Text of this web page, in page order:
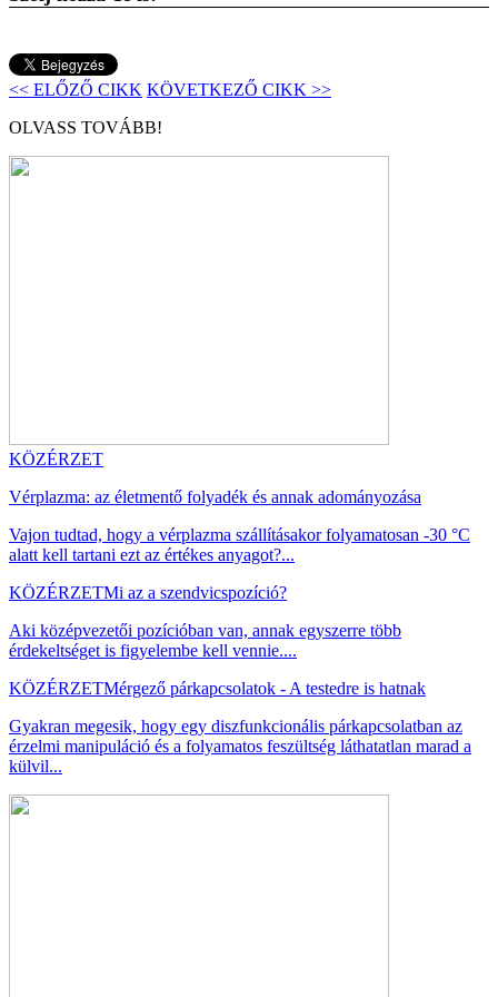
<< ELŐZŐ CIKK KÖVETKEZŐ CIKK >>
OLVASS TOVÁBB!
KÖZÉRZET
Vérplazma: az életmentő folyadék és annak adományozása
Vajon tudtad, hogy a vérplazma szállításakor folyamatosan -30 °C
alatt kell tartani ezt az értékes anyagot?...
KÖZÉRZETMi az a szendvicspozíció?
Aki középvezetői pozícióban van, annak egyszerre több
érdekeltséget is figyelembe kell vennie....
KÖZÉRZETMérgező párkapcsolatok - A testedre is hatnak
Gyakran megesik, hogy egy diszfunkcionális párkapcsolatban az
érzelmi manipuláció és a folyamatos feszültség láthatatlan marad a
külvil...